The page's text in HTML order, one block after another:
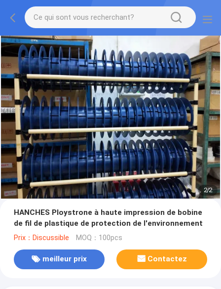
2/2
HANCHES Ploystrone à haute impression de bobine
de fil de plastique de protection de l'environnement
Prix：Discussible MOQ：100pcs
meilleur prix Contactez